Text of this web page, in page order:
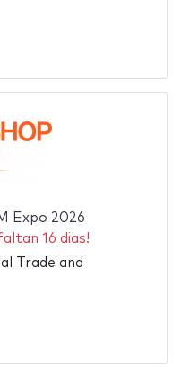
Expo 2026
16 dias!
Trade and